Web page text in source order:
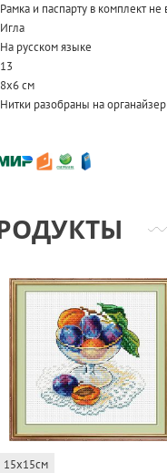
Рамка и паспарту в комплект не
Игла
На русском языке
13
8x6 см
Нитки разобраны на органайзер
15x15см